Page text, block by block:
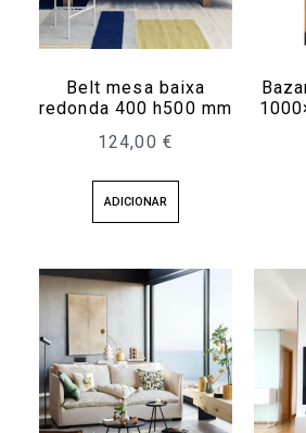
Belt mesa baixa
redonda 400 h500 mm
124,00 €
ADICIONAR